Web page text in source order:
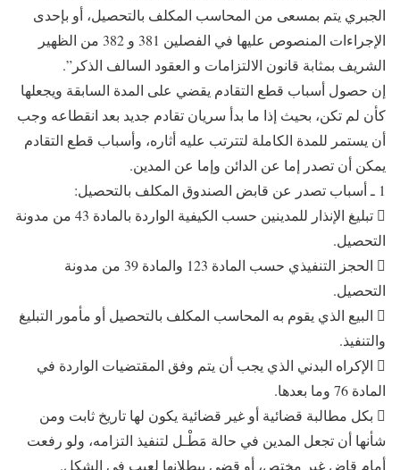
الجبري يتم بمسعى من المحاسب المكلف بالتحصيل، أو بإحدى
الإجراءات المنصوص عليها في الفصلين 381 و 382 من الظهير
الشريف بمثابة قانون الالتزامات و العقود السالف الذكر”.
إن حصول أسباب قطع التقادم يقضي على المدة السابقة ويجعلها
كأن لم تكن، بحيث إذا ما بدأ سريان تقادم جديد بعد انقطاعه وجب
أن يستمر للمدة الكاملة لتترتب عليه أثاره، وأسباب قطع التقادم
يمكن أن تصدر إما عن الدائن وإما عن المدين.
1 ـ أسباب تصدر عن قابض الصندوق المكلف بالتحصيل:
 تبليغ الإنذار للمدينين حسب الكيفية الواردة بالمادة 43 من مدونة
التحصيل.
 الحجز التنفيذي حسب المادة 123 والمادة 39 من مدونة
التحصيل.
 البيع الذي يقوم به المحاسب المكلف بالتحصيل أو مأمور التبليغ
والتنفيذ.
 الإكراه البدني الذي يجب أن يتم وفق المقتضيات الواردة في
المادة 76 وما بعدها.
 بكل مطالبة قضائية أو غير قضائية يكون لها تاريخ ثابت ومن
شأنها أن تجعل المدين في حالة مَطْـل لتنفيذ التزامه، ولو رفعت
أمام قاض غير مختص، أو قضي ببطلانها لعيب في الشكل.